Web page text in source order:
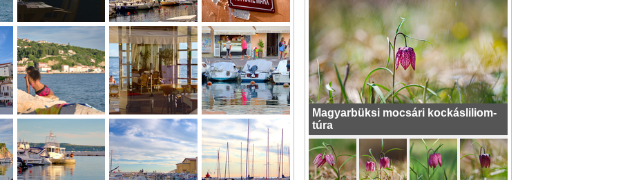
Magyarbüksi mocsári kockásliliom-
túra